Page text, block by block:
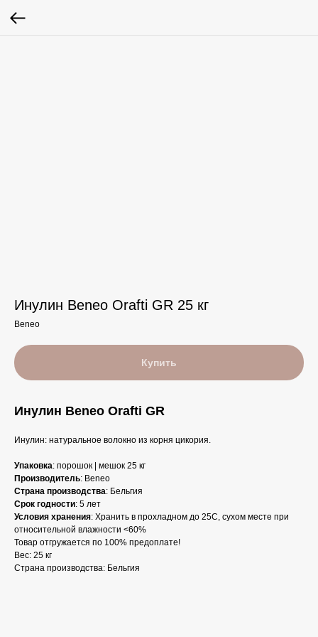
Инулин Beneo Orafti GR 25 кг
Beneo
Купить
Инулин Beneo Orafti GR
Инулин: натуральное волокно из корня цикория.
Упаковка: порошок | мешок 25 кг
Производитель: Beneo
Страна производства: Бельгия
Срок годности: 5 лет
Условия хранения: Хранить в прохладном до 25С, сухом месте при
относительной влажности <60%
Товар отгружается по 100% предоплате!
Вес: 25 кг
Страна производства: Бельгия